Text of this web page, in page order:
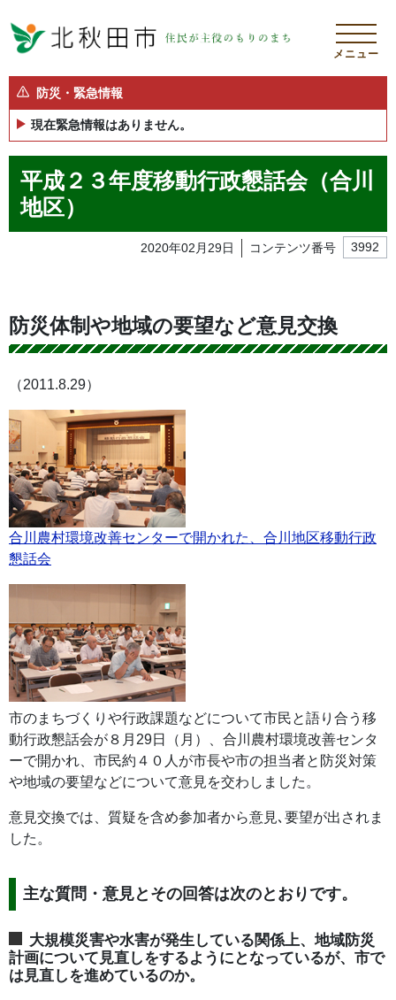
メニュー
防災・緊急情報
現在緊急情報はありません。
平成２３年度移動行政懇話会（合川
地区）
2020年02月29日 コンテンツ番号 3992
防災体制や地域の要望など意見交換
（2011.8.29）
合川農村環境改善センターで開かれた、合川地区移動行政
懇話会
市のまちづくりや行政課題などについて市民と語り合う移
動行政懇話会が８月29日（月）、合川農村環境改善センタ
ーで開かれ、市民約４０人が市長や市の担当者と防災対策
や地域の要望などについて意見を交わしました。
意見交換では、質疑を含め参加者から意見､要望が出されま
した。
主な質問・意見とその回答は次のとおりです。
大規模災害や水害が発生している関係上、地域防災
計画について見直しをするようにとなっているが、市で
は見直しを進めているのか。